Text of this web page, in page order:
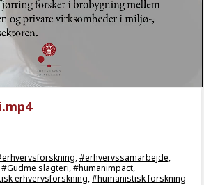
,#erhvervssamarbejde,
#Gudme slagteri,#humanimpact,
erhvervsforskning,#humanistisk forskning